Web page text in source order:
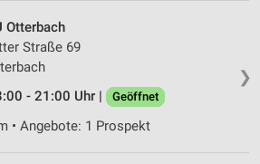
❯
Otterbach
Straße 69
- 21:00 Uhr |
Geöffnet
• Angebote: 1 Prospekt